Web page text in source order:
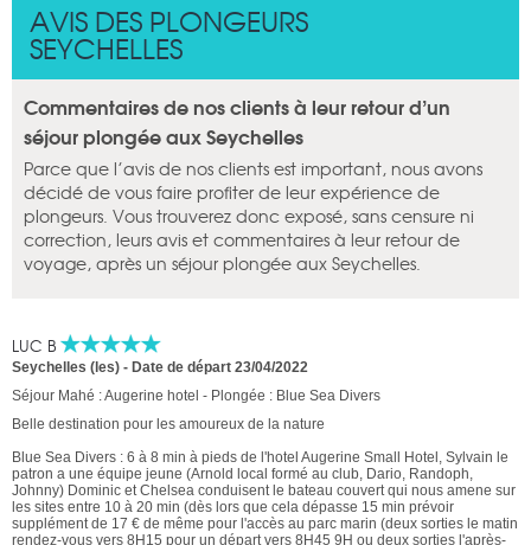
AVIS DES PLONGEURS
SEYCHELLES
Commentaires de nos clients à leur retour d’un
séjour plongée aux Seychelles
Parce que l’avis de nos clients est important, nous avons
décidé de vous faire profiter de leur expérience de
plongeurs. Vous trouverez donc exposé, sans censure ni
correction, leurs avis et commentaires à leur retour de
voyage, après un séjour plongée aux Seychelles.
LUC B
Seychelles (les) - Date de départ 23/04/2022
Séjour Mahé : Augerine hotel - Plongée : Blue Sea Divers
Belle destination pour les amoureux de la nature
Blue Sea Divers : 6 à 8 min à pieds de l'hotel Augerine Small Hotel, Sylvain le
patron a une équipe jeune (Arnold local formé au club, Dario, Randoph,
Johnny) Dominic et Chelsea conduisent le bateau couvert qui nous amene sur
les sites entre 10 à 20 min (dès lors que cela dépasse 15 min prévoir
supplément de 17 € de même pour l'accès au parc marin (deux sorties le matin
rendez-vous vers 8H15 pour un départ vers 8H45 9H ou deux sorties l'après-